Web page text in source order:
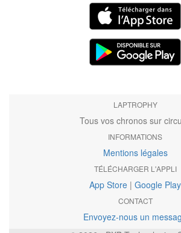
LAPTROPHY
Tous vos chronos sur
INFORMATIONS
Mentions légales
TÉLÉCHARGER L'APPLI
App Store | Google Play
CONTACT
Envoyez-nous un